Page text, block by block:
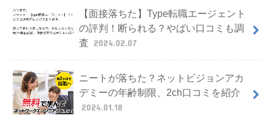
【面接落ちた】Type転職エージェント
の評判！断られる？やばい口コミも調
査 2024.02.07
ニートが落ちた？ネットビジョンアカ
デミーの年齢制限、2ch口コミを紹介
2024.01.18